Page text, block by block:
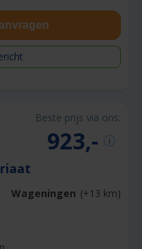
Beste prijs via ons:
923,-
Wageningen (+13 km)